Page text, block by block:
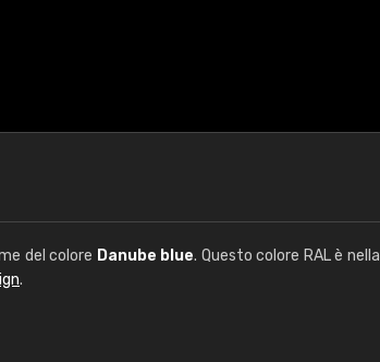
del colore Danube blue. Questo colore RAL è nella
.